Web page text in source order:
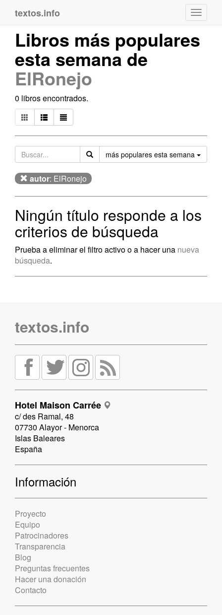
textos.info
Libros más populares
esta semana de
ElRonejo
0 libros encontrados.
más populares esta semana
autor: ElRonejo
Ningún título responde a los
criterios de búsqueda
Prueba a eliminar el filtro activo o a hacer una nueva
búsqueda.
textos.info
Hotel Maison Carrée
c/ des Ramal, 48
07730 Alayor - Menorca
Islas Baleares
España
Información
Proyecto
Equipo
Patrocinadores
Transparencia
Blog
Preguntas frecuentes
Hacer una donación
Contacto